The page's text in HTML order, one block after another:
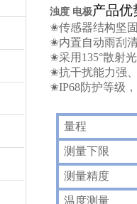
浊度 电极产品优
✬传感器结构坚
✬内置自动雨刮
✬采用 135°散
✬抗干扰能力强
✬IP68防护等级
量程
测量下限
测量精度
温度测量